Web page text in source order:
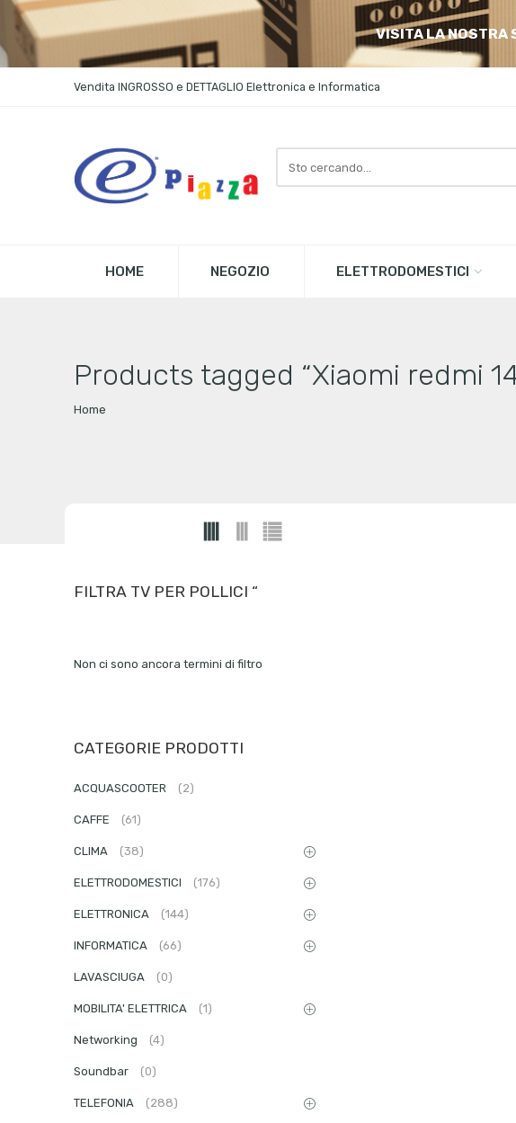
VISITA LA NOSTRA
Vendita INGROSSO e DETTAGLIO Elettronica e Informatica
here
HOME NEGOZIO ELETTRODOMESTICI
Products tagged “Xiaomi redmi
Home
FILTRA TV PER POLLICI “
Non ci sono ancora termini di filtro
CATEGORIE PRODOTTI
ACQUASCOOTER (2)
CAFFE (61)
CLIMA (38)
ELETTRODOMESTICI (176)
ELETTRONICA (144)
INFORMATICA (66)
LAVASCIUGA (0)
MOBILITA' ELETTRICA (1)
Networking (4)
Soundbar (0)
TELEFONIA (288)